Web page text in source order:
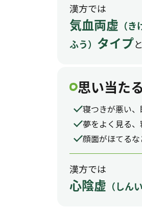
漢方では
気血両虚 （
ふう） タイプ
思い当た
寝つきが悪い
夢をよく見る
顔面がほてる
漢方では
心陰虚 （しん